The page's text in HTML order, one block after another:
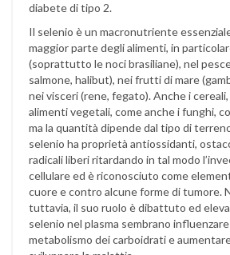
diabete di tipo 2.
Il selenio è un macronutriente
maggior parte degli alimenti, in
(soprattutto le noci brasiliane), nel
salmone, halibut), nei frutti di mare
nei visceri (rene, fegato). Anche i
alimenti vegetali, come anche i funghi,
ma la quantità dipende dal tipo di
selenio ha proprietà antiossidanti,
radicali liberi ritardando in tal modo
cellulare ed è riconosciuto come
cuore e contro alcune forme di tumore.
tuttavia, il suo ruolo è dibattuto ed
selenio nel plasma sembrano
metabolismo dei carboidrati e